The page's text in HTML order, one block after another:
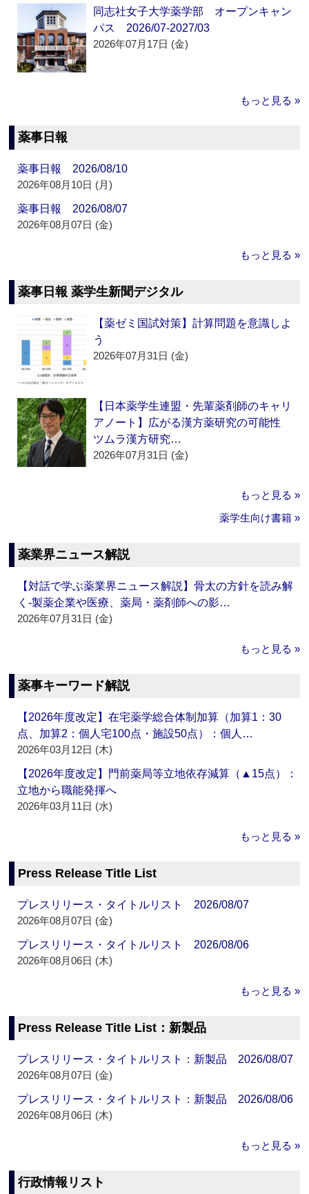
同志社女子大学薬学部 オープンキャン
パス 2026/07-2027/03
2026年07月17日 (金)
もっと見る »
薬事日報
薬事日報 2026/08/10
2026年08月10日 (月)
薬事日報 2026/08/07
2026年08月07日 (金)
もっと見る »
薬事日報 薬学生新聞デジタル
【薬ゼミ国試対策】計算問題を意識しよ
う
2026年07月31日 (金)
【日本薬学生連盟・先輩薬剤師のキャリ
アノート】広がる漢方薬研究の可能性
ツムラ漢方研究…
2026年07月31日 (金)
もっと見る »
薬学生向け書籍 »
薬業界ニュース解説
【対話で学ぶ薬業界ニュース解説】骨太の方針を読み解
く‐製薬企業や医療、薬局・薬剤師への影…
2026年07月31日 (金)
もっと見る »
薬事キーワード解説
【2026年度改定】在宅薬学総合体制加算（加算1：30
点、加算2：個人宅100点・施設50点）：個人…
2026年03月12日 (木)
【2026年度改定】門前薬局等立地依存減算（▲15点）：
立地から職能発揮へ
2026年03月11日 (水)
もっと見る »
Press Release Title List
プレスリリース・タイトルリスト 2026/08/07
2026年08月07日 (金)
プレスリリース・タイトルリスト 2026/08/06
2026年08月06日 (木)
もっと見る »
Press Release Title List：新製品
プレスリリース・タイトルリスト：新製品 2026/08/07
2026年08月07日 (金)
プレスリリース・タイトルリスト：新製品 2026/08/06
2026年08月06日 (木)
もっと見る »
行政情報リスト